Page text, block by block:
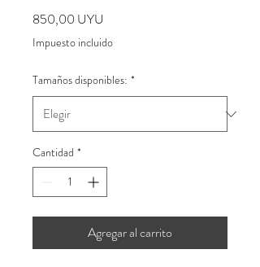
850,00 UYU
Impuesto incluido
Tamaños disponibles: *
Cantidad *
Agregar al carrito